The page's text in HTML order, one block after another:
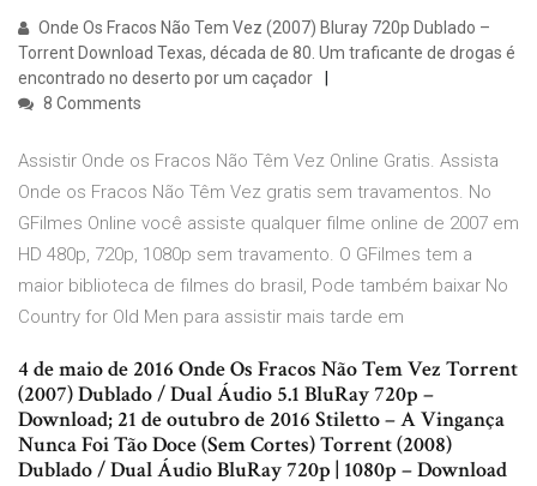
Onde Os Fracos Não Tem Vez (2007) Bluray 720p Dublado –
Torrent Download Texas, década de 80. Um traficante de drogas é
encontrado no deserto por um caçador
8 Comments
Assistir Onde os Fracos Não Têm Vez Online Gratis. Assista
Onde os Fracos Não Têm Vez gratis sem travamentos. No
GFilmes Online você assiste qualquer filme online de 2007 em
HD 480p, 720p, 1080p sem travamento. O GFilmes tem a
maior biblioteca de filmes do brasil, Pode também baixar No
Country for Old Men para assistir mais tarde em
4 de maio de 2016 Onde Os Fracos Não Tem Vez Torrent
(2007) Dublado / Dual Áudio 5.1 BluRay 720p –
Download; 21 de outubro de 2016 Stiletto – A Vingança
Nunca Foi Tão Doce (Sem Cortes) Torrent (2008)
Dublado / Dual Áudio BluRay 720p | 1080p – Download